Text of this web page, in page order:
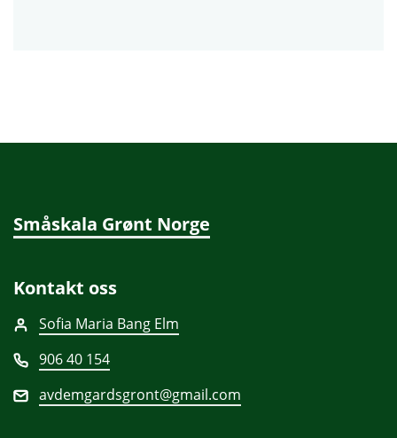
Småskala Grønt Norge
Kontakt oss
Sofia Maria Bang Elm
906 40 154
avdemgardsgront@gmail.com